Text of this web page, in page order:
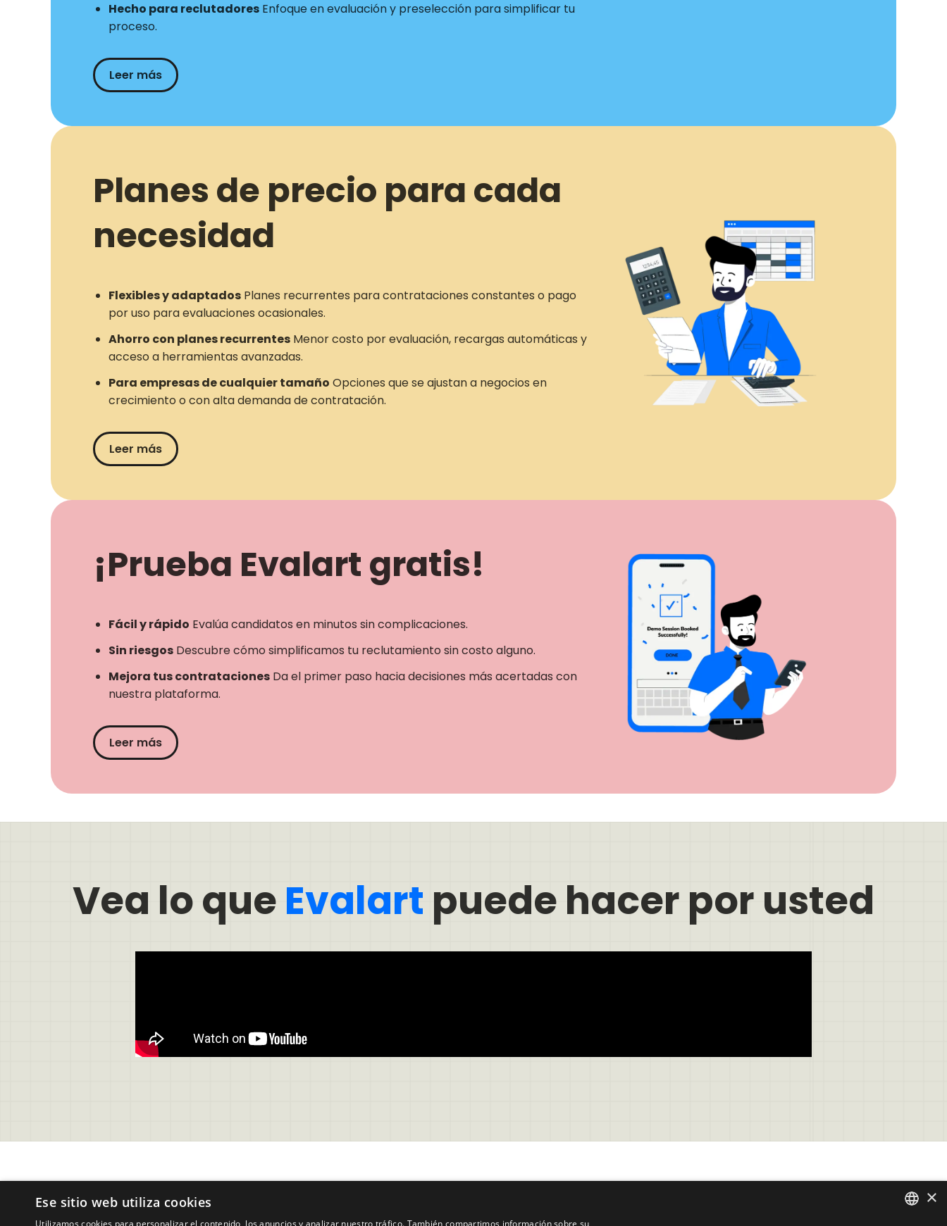
Hecho para reclutadores Enfoque en evaluación y preselección para simplificar tu
proceso.
Leer más
Planes de precio para cada
necesidad
Flexibles y adaptados Planes recurrentes para contrataciones constantes o pago
por uso para evaluaciones ocasionales.
Ahorro con planes recurrentes Menor costo por evaluación, recargas automáticas y
acceso a herramientas avanzadas.
Para empresas de cualquier tamaño Opciones que se ajustan a negocios en
crecimiento o con alta demanda de contratación.
Leer más
¡Prueba Evalart gratis!
Fácil y rápido Evalúa candidatos en minutos sin complicaciones.
Sin riesgos Descubre cómo simplificamos tu reclutamiento sin costo alguno.
Mejora tus contrataciones Da el primer paso hacia decisiones más acertadas con
nuestra plataforma.
Leer más
Vea lo queEvalart puede hacer por usted
Preguntas Frecuentes Usuarios
×
Ese sitio web utiliza cookies
Utilizamos cookies para personalizar el contenido, los anuncios y analizar nuestro tráfico. También compartimos información sobre su